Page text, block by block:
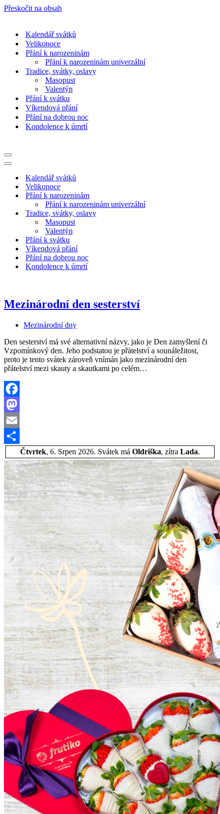
Přeskočit na obsah
Kalendář svátků
Velikonoce
Přání k narozeninám
Přání k narozeninám univerzální
Tradice, svátky, oslavy
Masopust
Valentýn
Přání k svátku
Víkendová přání
Přání na dobrou noc
Kondolence k úmrtí
Navigační
menu
Navigační
Kalendář svátků
Velikonoce
Přání k narozeninám
Přání k narozeninám univerzální
Tradice, svátky, oslavy
Masopust
Valentýn
Přání k svátku
Víkendová přání
Přání na dobrou noc
Kondolence k úmrtí
Mezinárodní den sesterství
Mezinárodní dny
Den sesterství má své alternativní názvy, jako je Den zamyšlení či
Vzpomínkový den. Jeho podstatou je přátelství a sounáležitost,
proto je tento svátek zároveň vnímán jako mezinárodní den
přátelství mezi skauty a skautkami po celém…
Facebook
Mastodon
Email
ShareČtvrtek, 6. Srpen 2026. Svátek má Oldriška, zítra Lada.